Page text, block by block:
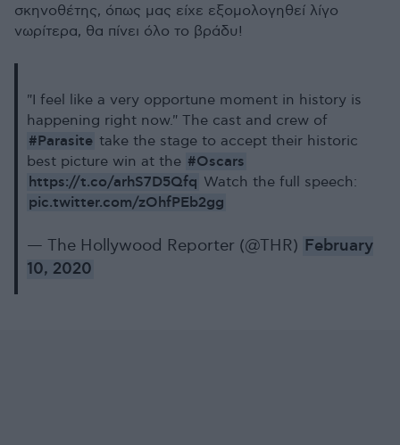
σκηνοθέτης, όπως μας είχε εξομολογηθεί λίγο
νωρίτερα, θα πίνει όλο το βράδυ!
"I feel like a very opportune moment in history is
happening right now." The cast and crew of
#Parasite take the stage to accept their historic
best picture win at the #Oscars
https://t.co/arhS7D5Qfq Watch the full speech:
pic.twitter.com/zOhfPEb2gg
— The Hollywood Reporter (@THR) February
10, 2020